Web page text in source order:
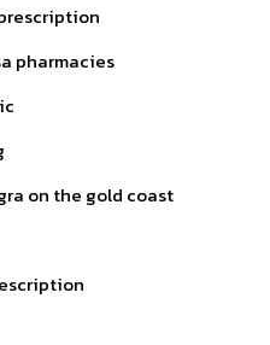
pharmacies
on the gold coast